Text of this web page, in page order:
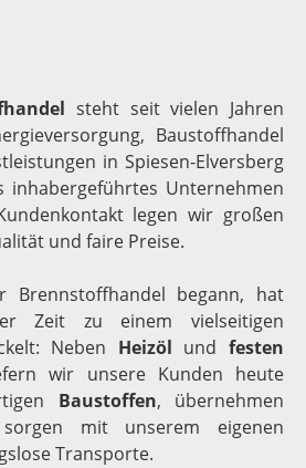
steht seit vielen Jahren
Baustoffhandel
in Spiesen-Elversberg
inhabergeführtes Unternehmen
legen wir großen
und faire Preise.
Brennstoffhandel begann, hat
Zeit zu einem vielseitigen
Neben Heizöl und festen
wir unsere Kunden heute
Baustoffen, übernehmen
mit unserem eigenen
Transporte.